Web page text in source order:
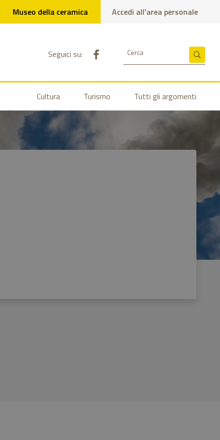
Museo della ceramica Accedi all'area personale
Seguici su: Pagina Facebook del comune
Cerca
Cerca
Cultura Turismo Tutti gli argomenti